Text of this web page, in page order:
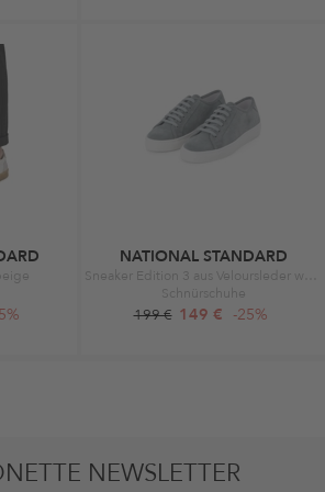
NATIONAL STANDARD
Schnürschuhe
199 € 149 € -25%
NEWSLETTER